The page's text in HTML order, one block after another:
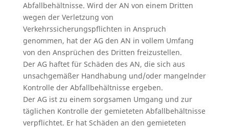
Abfallbehältnisse. Wird der AN von einem Dritten
wegen der Verletzung von
Verkehrssicherungspflichten in Anspruch
genommen, hat der AG den AN in vollem Umfang
von den Ansprüchen des Dritten freizustellen.
Der AG haftet für Schäden des AN, die sich aus
unsachgemäßer Handhabung und/oder mangelnder
Kontrolle der Abfallbehältnisse ergeben.
Der AG ist zu einem sorgsamen Umgang und zur
täglichen Kontrolle der gemieteten Abfallbehältnisse
verpflichtet. Er hat Schäden an den gemieteten